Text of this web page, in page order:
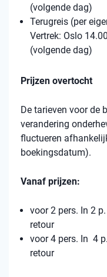
(volgende dag)
Terugreis (per
Vertrek: Oslo
(volgende dag)
Prijzen overtocht
De tarieven voor de
verandering
fluctueren
boekingsdatum).
Vanaf prijzen:
voor 2 pers. In 2
retour
voor 4 pers. In 4
retour